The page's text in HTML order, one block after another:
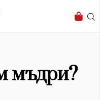
мъдри?